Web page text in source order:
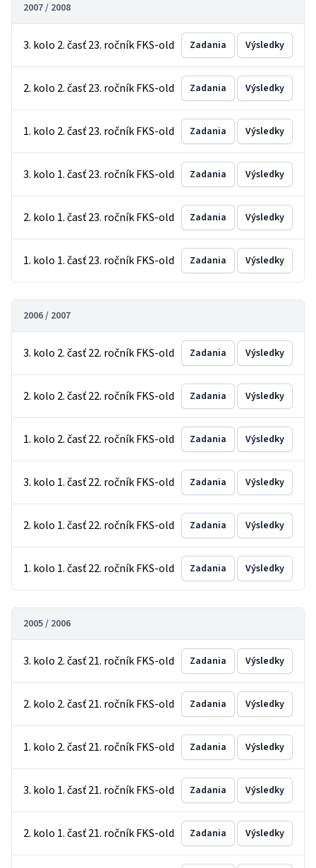
2007 / 2008
3. kolo 2. časť 23. ročník FKS-old Zadania Výsledky
2. kolo 2. časť 23. ročník FKS-old Zadania Výsledky
1. kolo 2. časť 23. ročník FKS-old Zadania Výsledky
3. kolo 1. časť 23. ročník FKS-old Zadania Výsledky
2. kolo 1. časť 23. ročník FKS-old Zadania Výsledky
1. kolo 1. časť 23. ročník FKS-old Zadania Výsledky
2006 / 2007
3. kolo 2. časť 22. ročník FKS-old Zadania Výsledky
2. kolo 2. časť 22. ročník FKS-old Zadania Výsledky
1. kolo 2. časť 22. ročník FKS-old Zadania Výsledky
3. kolo 1. časť 22. ročník FKS-old Zadania Výsledky
2. kolo 1. časť 22. ročník FKS-old Zadania Výsledky
1. kolo 1. časť 22. ročník FKS-old Zadania Výsledky
2005 / 2006
3. kolo 2. časť 21. ročník FKS-old Zadania Výsledky
2. kolo 2. časť 21. ročník FKS-old Zadania Výsledky
1. kolo 2. časť 21. ročník FKS-old Zadania Výsledky
3. kolo 1. časť 21. ročník FKS-old Zadania Výsledky
2. kolo 1. časť 21. ročník FKS-old Zadania Výsledky